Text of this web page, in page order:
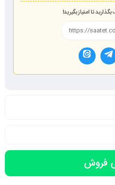
تا امتیاز بگیرید!
فروش